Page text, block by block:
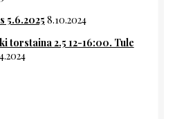
5.6.2025 8.10.2024
torstaina 2.5 12-16:00. Tule